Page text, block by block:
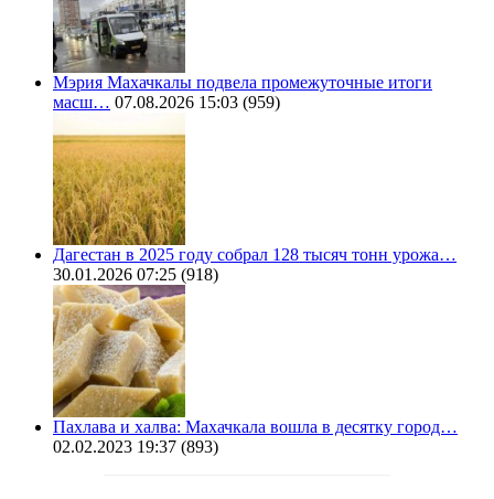
Мэрия Махачкалы подвела промежуточные итоги
масш… 07.08.2026 15:03 (959)
Дагестан в 2025 году собрал 128 тысяч тонн урожа…
30.01.2026 07:25 (918)
Пахлава и халва: Махачкала вошла в десятку город…
02.02.2023 19:37 (893)